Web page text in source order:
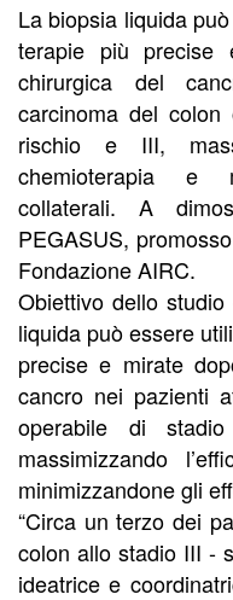
La biopsia liquida
terapie più precise
chirurgica del
carcinoma del
rischio e III,
chemioterapia e
collaterali. A
PEGASUS,
Fondazione AIRC.
Obiettivo dello
liquida può essere
precise e mirate
cancro nei pazienti
operabile di
massimizzando
minimizzandone gli
“Circa un terzo dei
colon allo stadio III -
ideatrice e